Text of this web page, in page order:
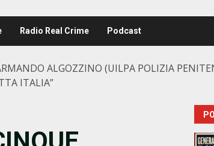
Radio Real Crime Podcast
ALGOZZINO (UILPA POLIZIA
ITALIA”